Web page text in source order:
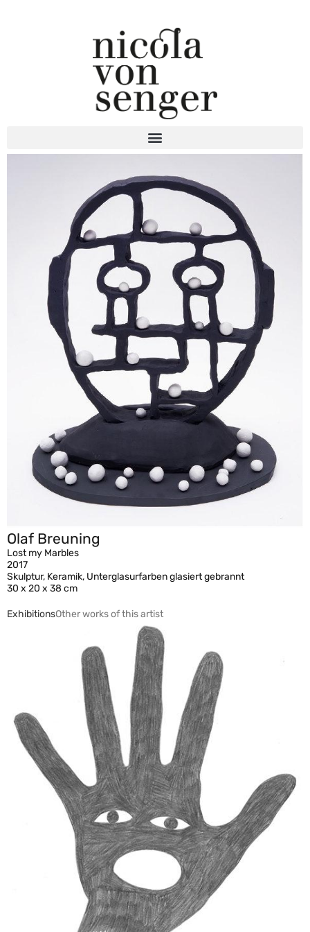
Olaf Breuning
Lost my Marbles
2017
Skulptur, Keramik, Unterglasurfarben glasiert gebrannt
30 x 20 x 38 cm
ExhibitionsOther works of this artist